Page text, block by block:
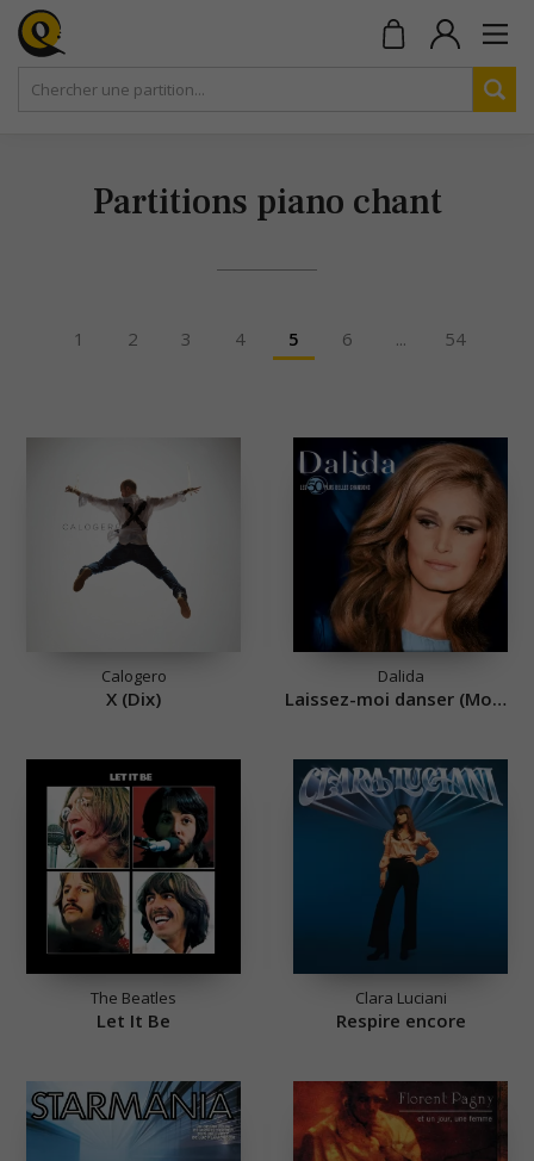
Partitions piano chant
1 2 3 4 5 6 ... 54
Calogero
X (Dix)
Dalida
Laissez-moi danser (Monday Tuesday)
The Beatles
Let It Be
Clara Luciani
Respire encore